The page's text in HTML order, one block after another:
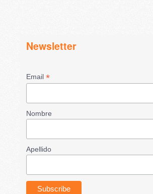
Newsletter
Email*
Nombre
Apellido